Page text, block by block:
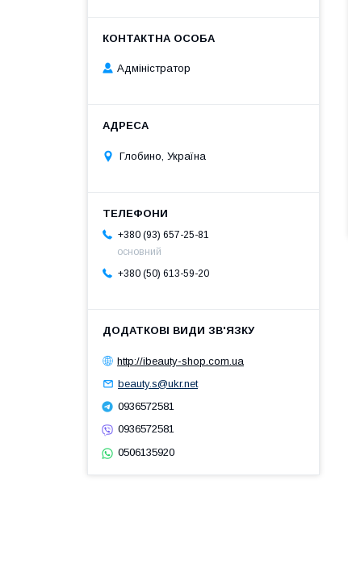
Адміністратор
Глобино, Україна
+380 (93) 657-25-81
основний
+380 (50) 613-59-20
http://ibeauty-shop.com.ua
beauty.s@ukr.net
0936572581
0936572581
0506135920